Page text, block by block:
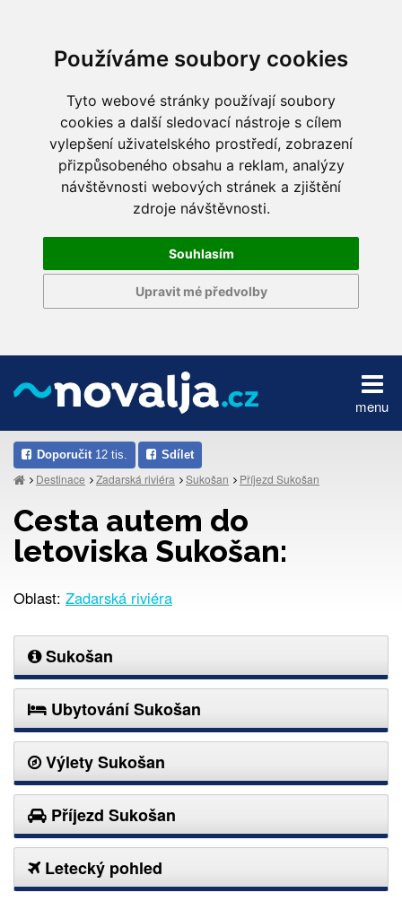
Používáme soubory cookies
Tyto webové stránky používají soubory
cookies a další sledovací nástroje s cílem
vylepšení uživatelského prostředí, zobrazení
přizpůsobeného obsahu a reklam, analýzy
návštěvnosti webových stránek a zjištění
zdroje návštěvnosti.
Souhlasím
Upravit mé předvolby
menu
Doporučit 12 tis. Sdílet
Destinace Zadarská riviéra Sukošan Příjezd Sukošan
Cesta autem do
letoviska Sukošan:
Oblast: Zadarská riviéra
Sukošan
Ubytování Sukošan
Výlety Sukošan
Příjezd Sukošan
Letecký pohled